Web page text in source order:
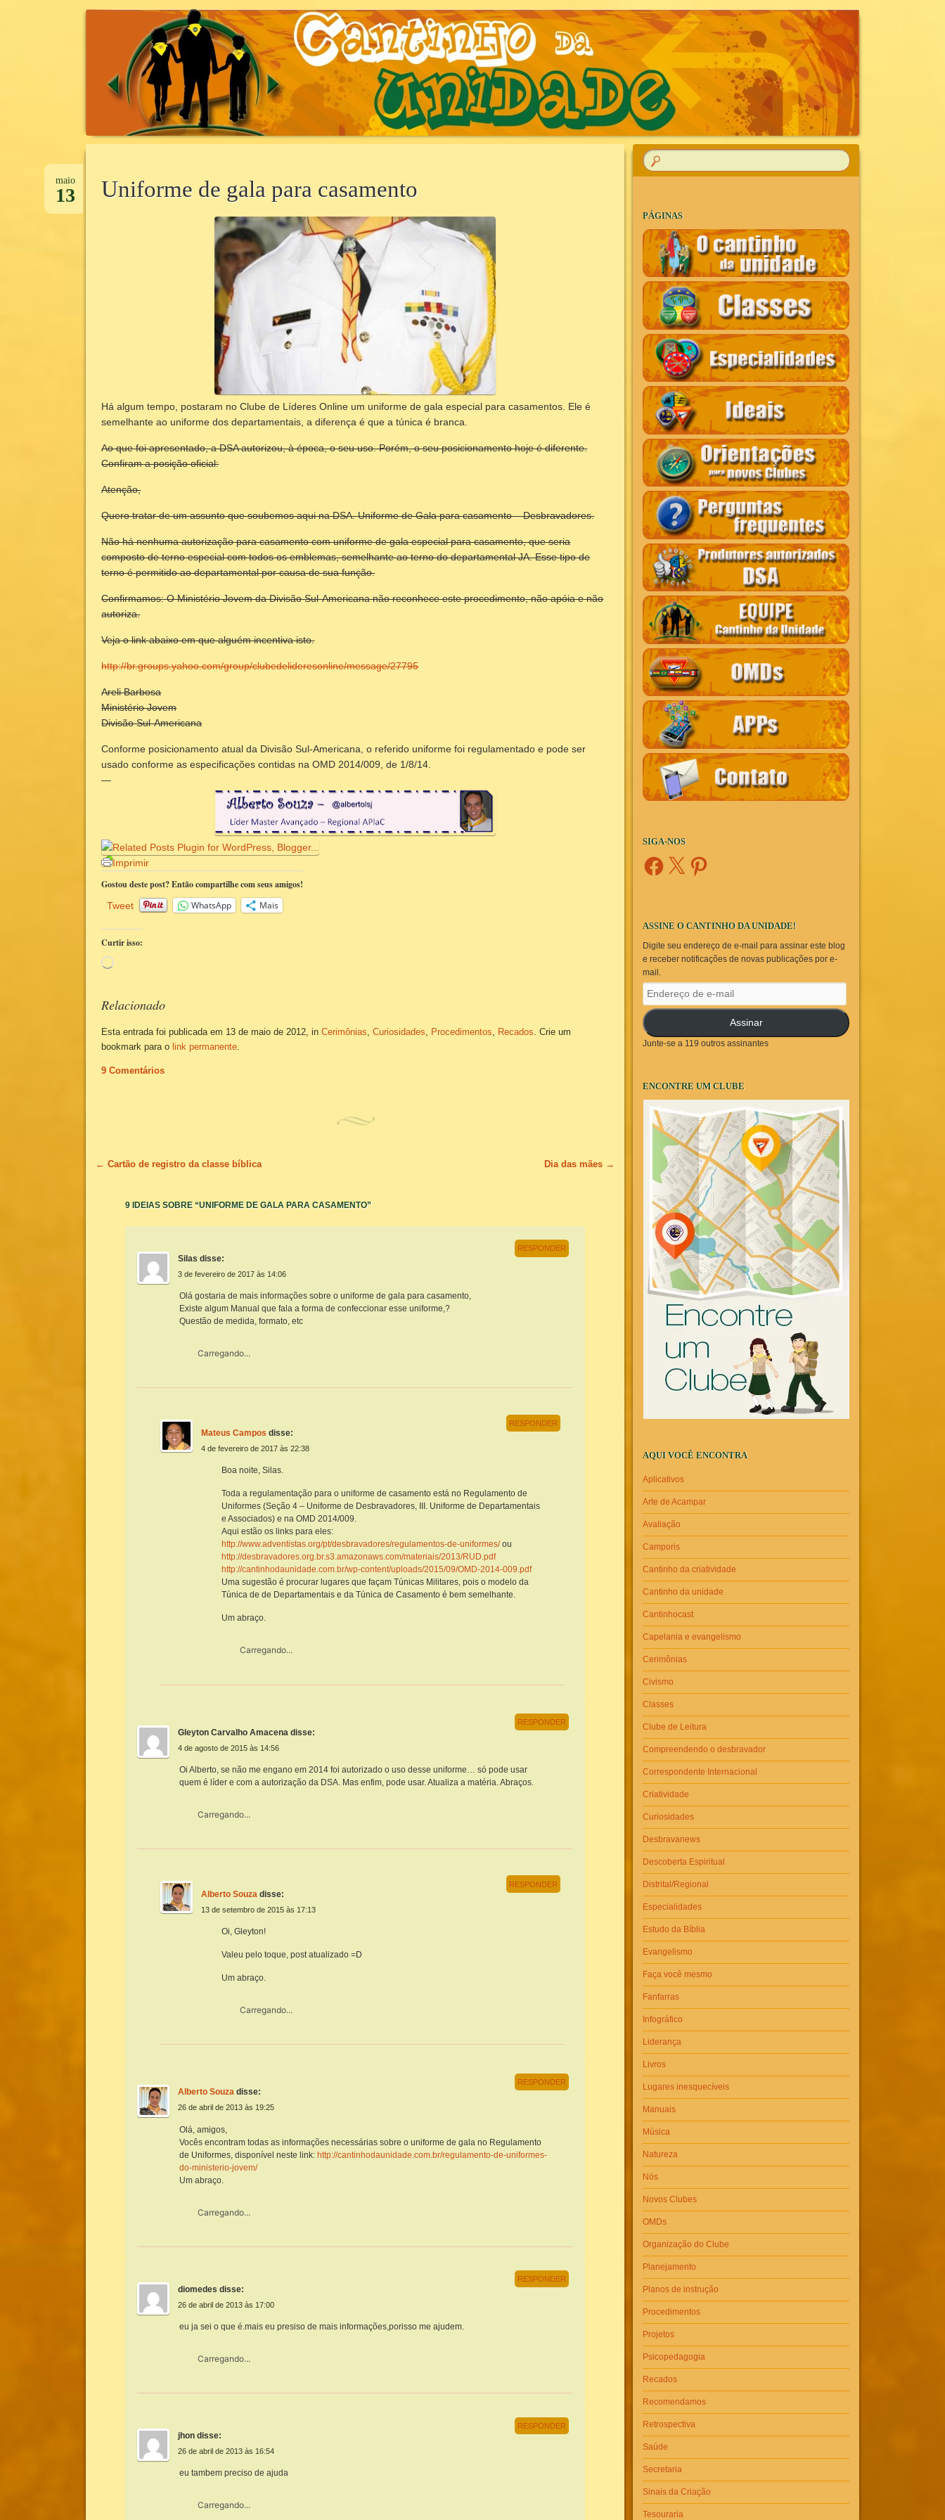
CANTINHODAUNIDADE.COM.BR
CANTINHO DA UNIDADE
Uniforme de gala para casamento
maio
13
Há algum tempo, postaram no Clube de Líderes Online um uniforme de gala especial para casamentos. Ele é
semelhante ao uniforme dos departamentais, a diferença é que a túnica é branca.
Ao que foi apresentado, a DSA autorizou, à época, o seu uso. Porém, o seu posicionamento hoje é diferente.
Confiram a posição oficial:
Atenção,
Quero tratar de um assunto que soubemos aqui na DSA. Uniforme de Gala para casamento – Desbravadores.
Não há nenhuma autorização para casamento com uniforme de gala especial para casamento, que seria
composto de terno especial com todos os emblemas, semelhante ao terno do departamental JA. Esse tipo de
terno é permitido ao departamental por causa de sua função.
Confirmamos: O Ministério Jovem da Divisão Sul-Americana não reconhece este procedimento, não apóia e não
autoriza.
Veja o link abaixo em que alguém incentiva isto.
http://br.groups.yahoo.com/group/clubedelideresonline/message/27795
Areli Barbosa
Ministério Jovem
Divisão Sul-Americana
Conforme posicionamento atual da Divisão Sul-Americana, o referido uniforme foi regulamentado e pode ser
usado conforme as especificações contidas na OMD 2014/009, de 1/8/14.
—
Imprimir
Gostou deste post? Então compartilhe com seus amigos!
Tweet WhatsApp Mais
Curtir isso:
Carregando...
Relacionado
Esta entrada foi publicada em 13 de maio de 2012, inCerimônias ,Curiosidades Procedimentos Recados . Crie um
bookmark para o link permanente
9 Comentários
Navegação de posts
← Cartão de registro da classe bíblica Dia das mães →
9 IDEIAS SOBRE “UNIFORME DE GALA PARA CASAMENTO”
Silas disse:
3 de fevereiro de 2017 às 14:06
Olá gostaria de mais informações sobre o uniforme de gala para casamento,
Existe algum Manual que fala a forma de confeccionar esse uniforme,?
Questão de medida, formato, etc
Carregando...
RESPONDER
Mateus Campos disse:
4 de fevereiro de 2017 às 22:38
Boa noite, Silas.
Toda a regulamentação para o uniforme de casamento está no Regulamento de
Uniformes (Seção 4 – Uniforme de Desbravadores, III. Uniforme de Departamentais
e Associados) e na OMD 2014/009.
Aqui estão os links para eles:
http://www.adventistas.org/pt/desbravadores/regulamentos-de-uniformes/ou
http://desbravadores.org.br.s3.amazonaws.com/materiais/2013/RUD.pdf
http://cantinhodaunidade.com.br/wp-content/uploads/2015/09/OMD-2014-009.pdf
Uma sugestão é procurar lugares que façam Túnicas Militares, pois o modelo da
Túnica de de Departamentais e da Túnica de Casamento é bem semelhante.
Um abraço.
Carregando...
RESPONDER
Gleyton Carvalho Amacena disse:
4 de agosto de 2015 às 14:56
Oi Alberto, se não me engano em 2014 foi autorizado o uso desse uniforme… só pode usar
quem é líder e com a autorização da DSA. Mas enfim, pode usar. Atualiza a matéria. Abraços.
Carregando...
RESPONDER
Alberto Souza disse:
13 de setembro de 2015 às 17:13
Oi, Gleyton!
Valeu pelo toque, post atualizado =D
Um abraço.
Carregando...
RESPONDER
Alberto Souza disse:
26 de abril de 2013 às 19:25
Olá, amigos,
Vocês encontram todas as informações necessárias sobre o uniforme de gala no Regulamento
de Uniformes, disponível neste link: http://cantinhodaunidade.com.br/regulamento-de-uniformes-
do-ministerio-jovem/
Um abraço.
Carregando...
RESPONDER
diomedes disse:
26 de abril de 2013 às 17:00
eu ja sei o que é.mais eu presiso de mais informações,porisso me ajudem.
Carregando...
RESPONDER
jhon disse:
26 de abril de 2013 às 16:54
eu tambem preciso de ajuda
Carregando...
RESPONDER
PÁGINAS
SIGA-NOS
Facebook
X Pinterest
ASSINE O CANTINHO DA UNIDADE!
Digite seu endereço de e-mail para assinar este blog
e receber notificações de novas publicações por e-
mail.
Endereço
de
e-
mail
Assinar
Junte-se a 119 outros assinantes
ENCONTRE UM CLUBE
AQUI VOCÊ ENCONTRA
Aplicativos
Arte de Acampar
Avaliação
Camporis
Cantinho da criatividade
Cantinho da unidade
Cantinhocast
Capelania e evangelismo
Cerimônias
Civismo
Classes
Clube de Leitura
Compreendendo o desbravador
Correspondente Internacional
Criatividade
Curiosidades
Desbravanews
Descoberta Espiritual
Distrital/Regional
Especialidades
Estudo da Bíblia
Evangelismo
Faça você mesmo
Fanfarras
Infográfico
Liderança
Livros
Lugares inesquecíveis
Manuais
Música
Natureza
Nós
Novos Clubes
OMDs
Organização do Clube
Planejamento
Planos de instrução
Procedimentos
Projetos
Psicopedagogia
Recados
Recomendamos
Retrospectiva
Saúde
Secretaria
Sinais da Criação
Tesouraria